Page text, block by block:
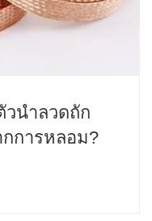
วนำลวดถัก
การหลอม?